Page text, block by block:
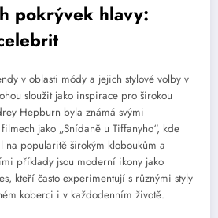
pokrývek hlavy:
v oblasti módy a jejich stylové volby v
sloužit jako inspirace pro širokou
Hepburn byla známá svými
jako „Snídaně u Tiffanyho“, kde
na popularitě širokým kloboukům a
příklady jsou moderní ikony jako
kteří často experimentují s různými styly
koberci i v každodenním životě.